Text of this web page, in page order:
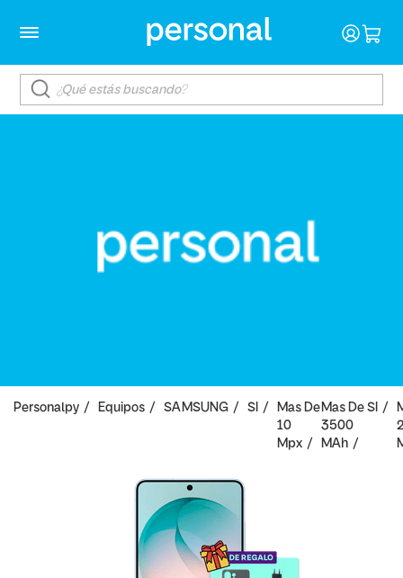
Personalpy Equipos SAMSUNG SI
Mas De
10
Mpx
Mas De
3500
MAh
SI